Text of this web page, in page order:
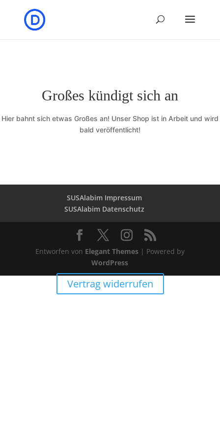
Großes kündigt sich an
Hier bahnt sich etwas Großes an! Unser Shop ist in Arbeit und wird
bald veröffentlicht!
SUSAlabim Impressum
SUSAlabim Datenschutz
Entworfen von Elegant Themes| Powered by
WordPress
Vertrag widerrufen